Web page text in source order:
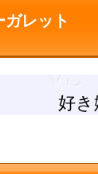
好き